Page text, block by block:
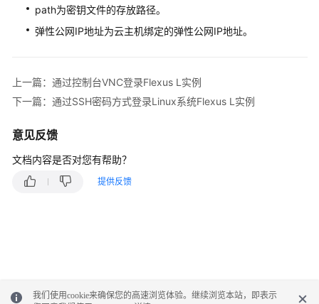
API
常
问
题
视
频
参
path为密钥文件的存放路径。
弹性公网IP地址为云主机绑定的弹性公网IP地址。
上一篇：通过控制台VNC登录Flexus L实例
下一篇：通过SSH密码方式登录Linux系统Flexus L实例
意见反馈
文档内容是否对您有帮助？
提供反馈
我们使用cookie来确保您的高速浏览体验。继续浏览本站，即表示